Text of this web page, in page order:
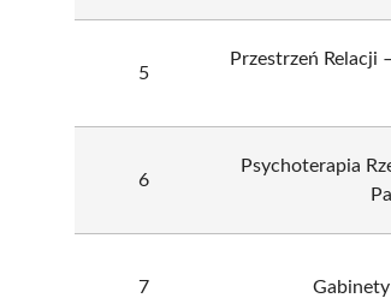
5
Przestrzeń Relacji
6
Psychoterapia
7